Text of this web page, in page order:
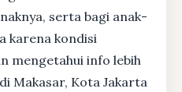
serta bagi anak-
karena kondisi
mengetahui info lebih
Makasar, Kota Jakarta